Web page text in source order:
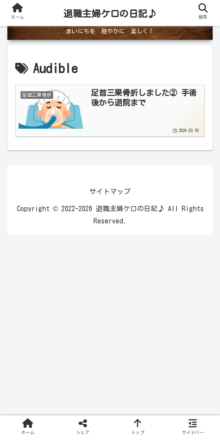
まいにちを 穏やかに 楽しく！
Audible
足首三果骨折
足首三果骨折しました② 手術
後から退院まで
2024.03.19
サイトマップ
Copyright © 2022-2026 退職主婦ケロの日記♪ All Rights
Reserved.
ホーム 退職主婦ケロの日記♪ 検索
ホーム シェア トップ サイドバー